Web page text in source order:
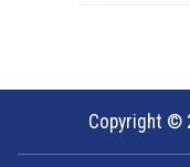
Copyright ©